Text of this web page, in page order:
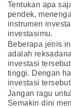
Tentukan apa
pendek,
instrumen
investasimu.
Beberapa jenis
adalah
investasi
tinggi. Dengan
investasi
Jangan ragu
Semakin dini